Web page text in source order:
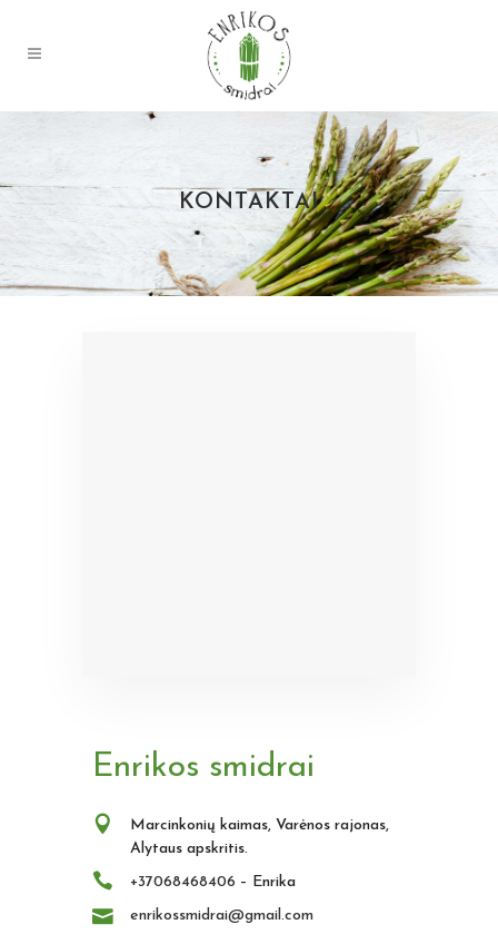
KONTAKTAI
Enrikos smidrai
Marcinkonių kaimas, Varėnos rajonas,
Alytaus apskritis.
+37068468406 – Enrika
enrikossmidrai@gmail.com